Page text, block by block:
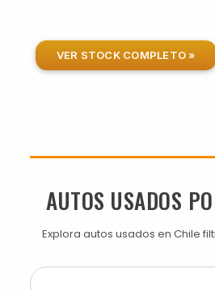
VER STOCK COMPLETO »
AUTOS USADOS
Explora autos usados en Chile